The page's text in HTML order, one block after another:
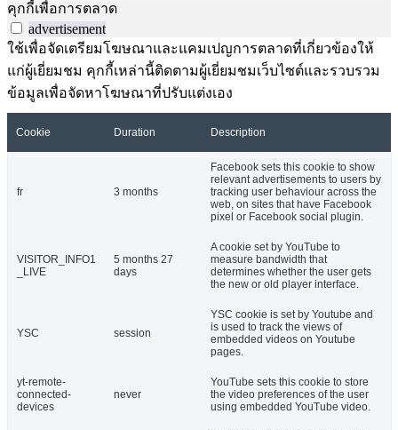
คุกกี้เพื่อการตลาด
advertisement
ใช้เพื่อจัดเตรียมโฆษณาและแคมเปญการตลาดที่เกี่ยวข้องให้
แก่ผู้เยี่ยมชม คุกกี้เหล่านี้ติดตามผู้เยี่ยมชมเว็บไซต์และรวบรวม
ข้อมูลเพื่อจัดหาโฆษณาที่ปรับแต่งเอง
Cookie Duration Description
fr 3 months
Facebook sets this cookie to show
relevant advertisements to users by
tracking user behaviour across the
web, on sites that have Facebook
pixel or Facebook social plugin.
VISITOR_INFO1
_LIVE
5 months 27
days
A cookie set by YouTube to
measure bandwidth that
determines whether the user gets
the new or old player interface.
YSC session
YSC cookie is set by Youtube and
is used to track the views of
embedded videos on Youtube
pages.
yt-remote-
connected-
devices
never
YouTube sets this cookie to store
the video preferences of the user
using embedded YouTube video.